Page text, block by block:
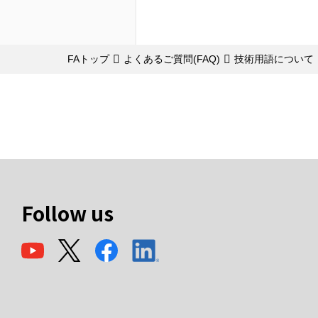
FAトップ よくあるご質問(FAQ) 技術用語について
Follow us